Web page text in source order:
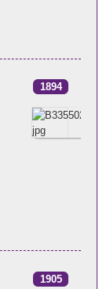
1894
1905